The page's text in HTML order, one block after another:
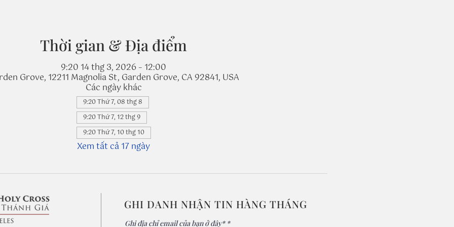
Thời gian & Địa điểm
9:20 14 thg 3, 2026 – 12:00
Grove, 12211 Magnolia St, Garden Grove, CA 92841, USA
Các ngày khác
9:20 Thứ 7, 08 thg 8
9:20 Thứ 7, 12 thg 9
9:20 Thứ 7, 10 thg 10
Xem tất cả 17 ngày
GHI DANH NHẬN TIN HÀNG THÁNG
Ghi địa chỉ email của bạn ở đây*